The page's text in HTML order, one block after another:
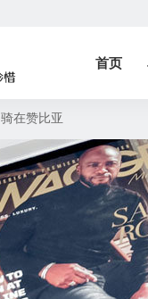
首页
骑在赞比亚